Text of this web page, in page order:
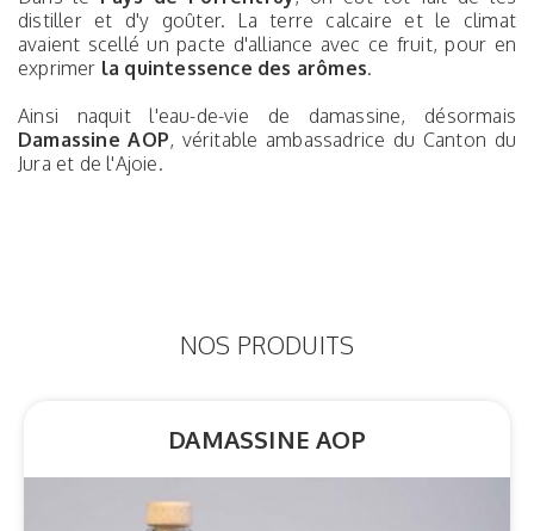
distiller et d'y goûter. La terre calcaire et le climat
avaient scellé un pacte d'alliance avec ce fruit, pour en
exprimer la quintessence des arômes.
Ainsi naquit l'eau-de-vie de damassine, désormais
Damassine AOP, véritable ambassadrice du Canton du
Jura et de l'Ajoie.
NOS PRODUITS
DAMASSINE AOP